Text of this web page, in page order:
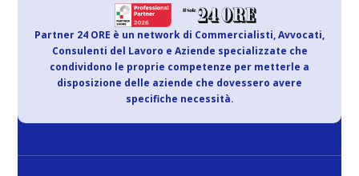
Partner 24 ORE è un network di Commercialisti, Avvocati,
Consulenti del Lavoro e Aziende specializzate che
condividono le proprie competenze per metterle a
disposizione delle aziende che dovessero avere
specifiche necessità.